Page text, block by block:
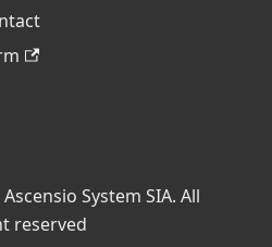
System SIA. All
reserved